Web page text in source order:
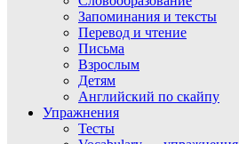
Запоминания и тексты
Перевод и чтение
Письма
Взрослым
Детям
Английский по скайпу
Упражнения
Тесты